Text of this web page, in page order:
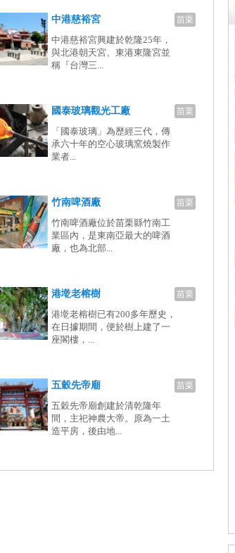
苗栗
中港慈裕宮
中港慈裕宮興建於乾隆25年，
與北港朝天宮、東港東隆宮並
稱『台灣三...
苗栗
國泰玻璃觀光工廠
「國泰玻璃」為歷經三代，傳
承六十年的空心玻璃窯燒製作
業者...
苗栗
竹南啤酒廠
竹南啤酒廠位於苗栗縣竹南工
業區內，是東南亞最大的啤酒
廠，也為北部...
苗栗
港墘老榕樹
港墘老榕樹已有200多年歷史，
在日據期間，便於樹上建了一
座閣樓，...
苗栗
五穀先帝廟
五穀先帝廟創建於清乾隆年
間，主祀神農大帝。原為一土
造平房，後由地...